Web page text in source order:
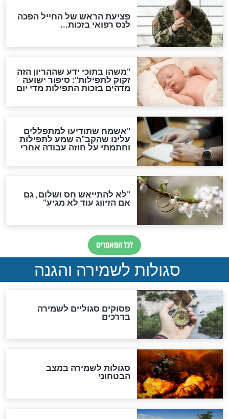
תפילה סגולית להמתקת
הדינים
סגולה גדולה לבטול הגזרות
כשממשמשים ובאים
לכל המאמרים
מיסטיקה וקבלה
הרב שמואל אליהו: זה המפתח
לגאולה
זהו החוק הקוסמי שמחייב את
חורבנה של איראן לפי ספר